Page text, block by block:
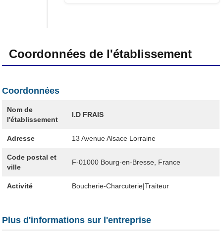
Coordonnées de l'établissement
Coordonnées
Nom de
l'établissement
I.D FRAIS
Adresse 13 Avenue Alsace Lorraine
Code postal et
ville
F-01000 Bourg-en-Bresse, France
Activité Boucherie-Charcuterie|Traiteur
Plus d'informations sur l'entreprise